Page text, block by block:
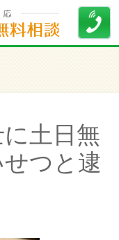
土日無
つと逮